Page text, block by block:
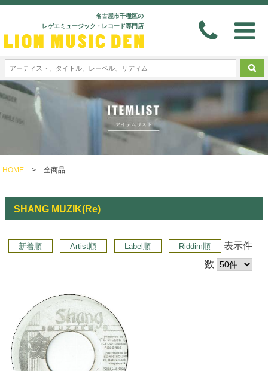
名古屋市千種区の
レゲエミュージック・レコード専門店
HOME > 全商品
SHANG MUZIK(Re)
新着順 Artist順 Label順 Riddim順
表示件
数